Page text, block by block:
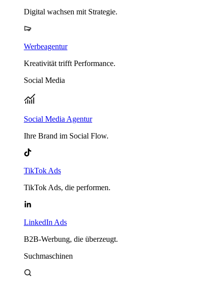
Digital wachsen mit Strategie.
Werbeagentur
Kreativität trifft Performance.
Social Media
Social Media Agentur
Ihre Brand im Social Flow.
TikTok Ads
TikTok Ads, die performen.
LinkedIn Ads
B2B-Werbung, die überzeugt.
Suchmaschinen